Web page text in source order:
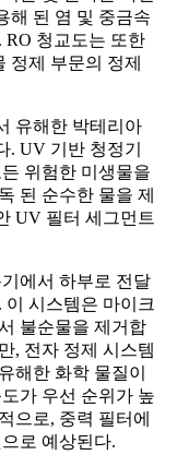
해 된 염 및 중금속
RO 청교도는 또한
정제 부문의 정제
유해한 박테리아
. UV 기반 청정기
위험한 미생물을
된 순수한 물을 제
UV 필터 세그먼트
에서 하부로 전달
시스템은 마이크
불순물을 제거합
, 전자 정제 시스템
해한 화학 물질이
가 우선 순위가 높
으로, 중력 필터에
로 예상된다.